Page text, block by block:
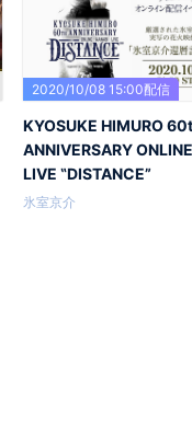
2020/10/08 15:00配信
KYOSUKE HIMURO
ANNIVERSARY
LIVE ‟DISTANCE”
氷室京介